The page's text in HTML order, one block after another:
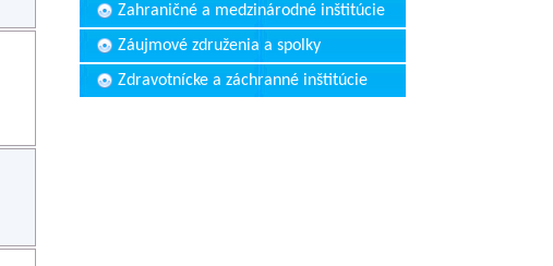
Zahraničné a medzinárodné inštitúcie
Záujmové združenia a spolky
Zdravotnícke a záchranné inštitúcie